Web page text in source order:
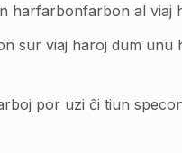
harfarbonfarbon al
sur viaj haroj dum
por uzi ĉi tiun